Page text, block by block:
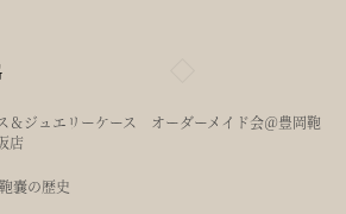
＆ジュエリーケース オーダーメイド会＠豊岡鞄
店
嚢の歴史